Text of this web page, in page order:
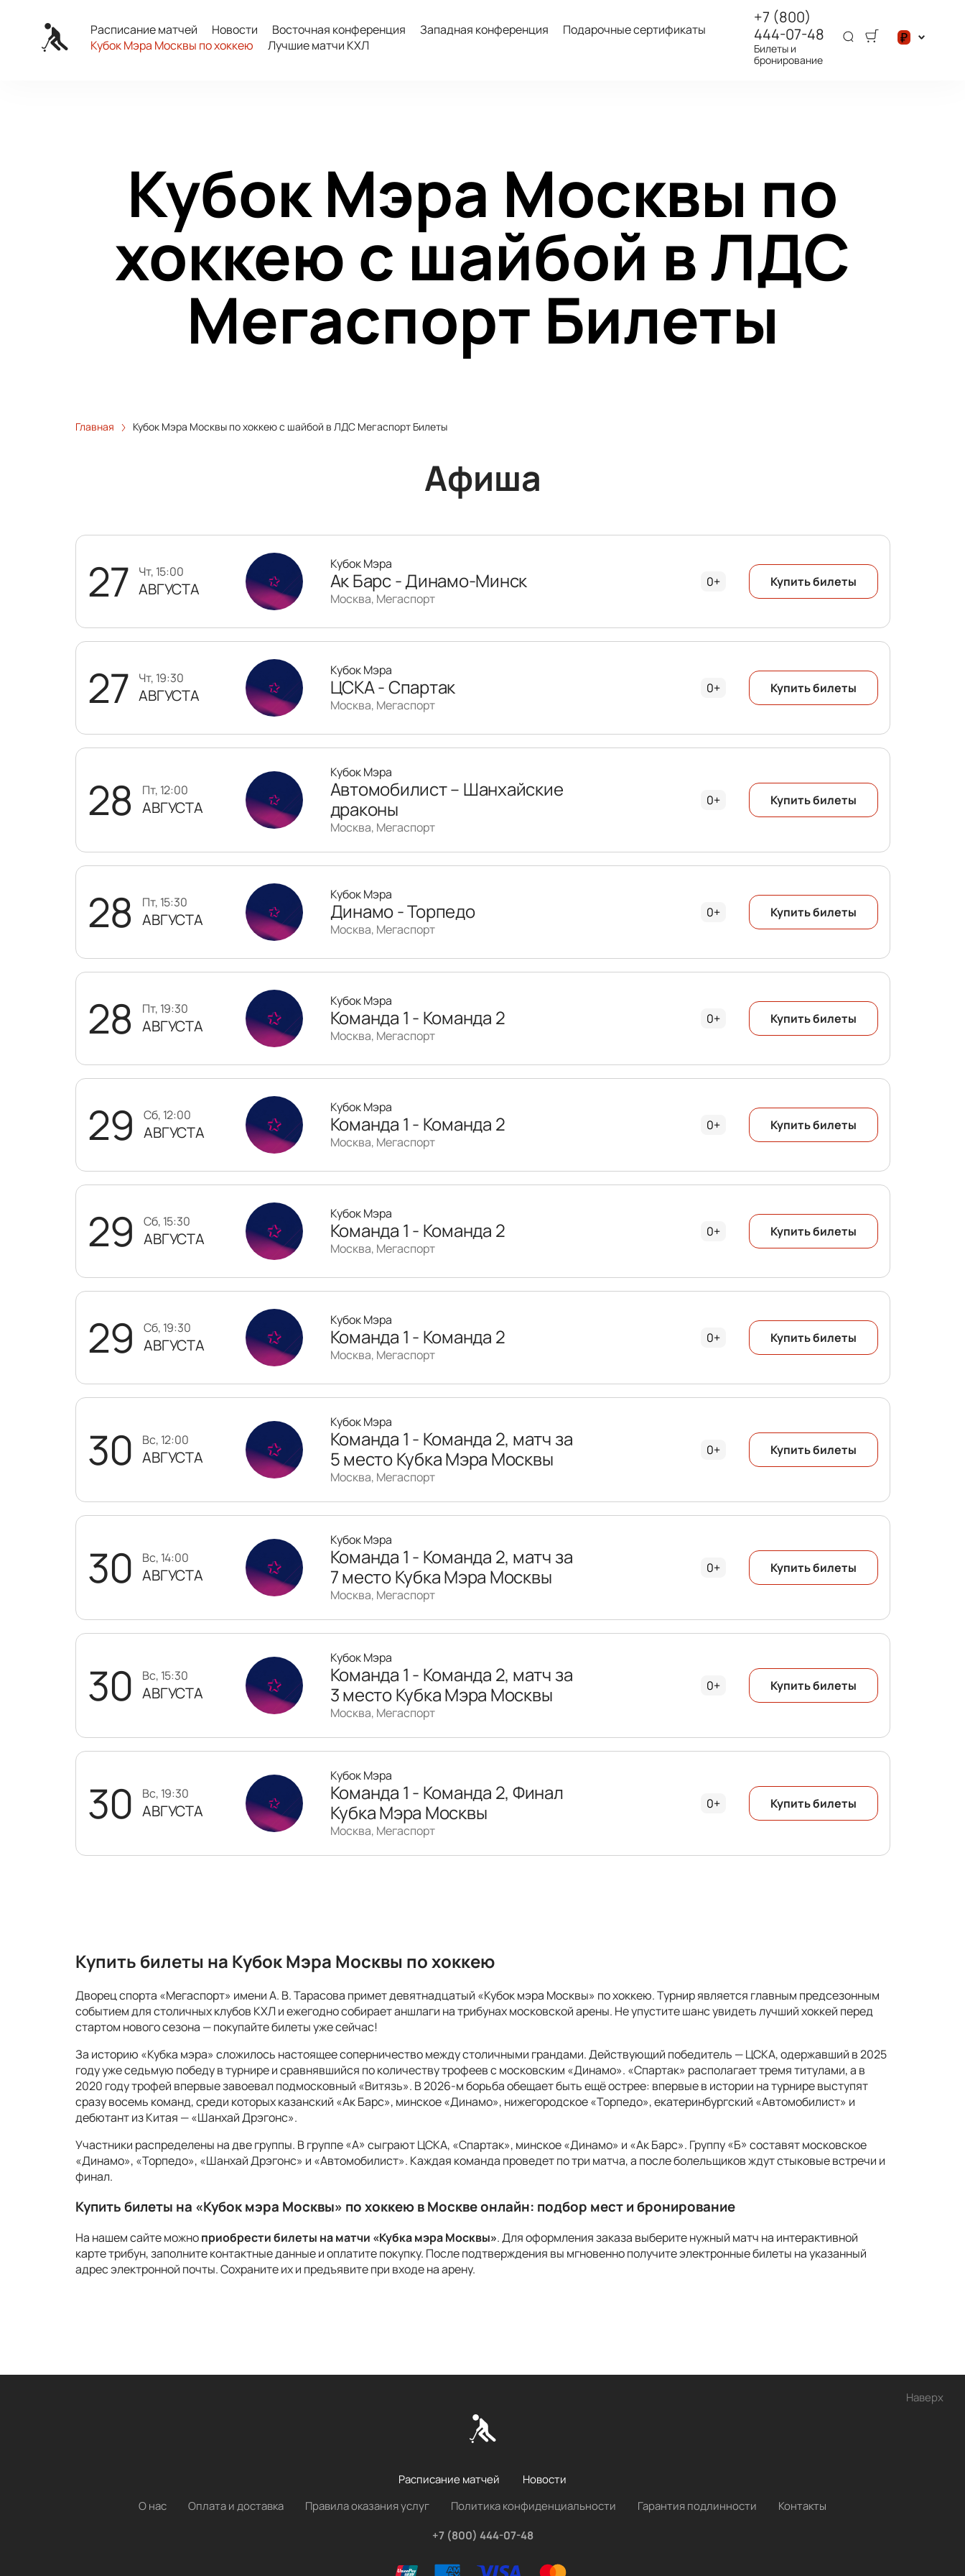
Расписание матчей Новости Восточная конференция Западная конференция
Подарочные сертификаты
Кубок Мэра Москвы по хоккею
Лучшие матчи КХЛ
+7 (800)
444-07-48
Билеты и
бронирование
₽
Кубок Мэра Москвы по
хоккею с шайбой в ЛДС
Мегаспорт Билеты
Главная Кубок Мэра Москвы по хоккею с шайбой в ЛДС Мегаспорт Билеты
Афиша
27 чт, 15:00
АВГУСТА
Кубок Мэра
Ак Барс - Динамо-Минск
Москва, Мегаспорт
0+ Купить билеты
27 чт, 19:30
АВГУСТА
Кубок Мэра
ЦСКА - Спартак
Москва, Мегаспорт
0+ Купить билеты
28 пт, 12:00
АВГУСТА
Кубок Мэра
Автомобилист – Шанхайские
драконы
Москва, Мегаспорт
0+ Купить билеты
28 пт, 15:30
АВГУСТА
Кубок Мэра
Динамо - Торпедо
Москва, Мегаспорт
0+ Купить билеты
28 пт, 19:30
АВГУСТА
Кубок Мэра
Команда 1 - Команда 2
Москва, Мегаспорт
0+ Купить билеты
29 сб, 12:00
АВГУСТА
Кубок Мэра
Команда 1 - Команда 2
Москва, Мегаспорт
0+ Купить билеты
29 сб, 15:30
АВГУСТА
Кубок Мэра
Команда 1 - Команда 2
Москва, Мегаспорт
0+ Купить билеты
29 сб, 19:30
АВГУСТА
Кубок Мэра
Команда 1 - Команда 2
Москва, Мегаспорт
0+ Купить билеты
30 вс, 12:00
АВГУСТА
Кубок Мэра
Команда 1 - Команда 2, матч за
5 место Кубка Мэра Москвы
Москва, Мегаспорт
0+ Купить билеты
30 вс, 14:00
АВГУСТА
Кубок Мэра
Команда 1 - Команда 2, матч за
7 место Кубка Мэра Москвы
Москва, Мегаспорт
0+ Купить билеты
30 вс, 15:30
АВГУСТА
Кубок Мэра
Команда 1 - Команда 2, матч за
3 место Кубка Мэра Москвы
Москва, Мегаспорт
0+ Купить билеты
30 вс, 19:30
АВГУСТА
Кубок Мэра
Команда 1 - Команда 2, Финал
Кубка Мэра Москвы
Москва, Мегаспорт
0+ Купить билеты
Купить билеты на Кубок Мэра Москвы по хоккею
Дворец спорта «Мегаспорт» имени А. В. Тарасова примет девятнадцатый «Кубок мэра Москвы» по хоккею. Турнир является главным предсезонным
событием для столичных клубов КХЛ и ежегодно собирает аншлаги на трибунах московской арены. Не упустите шанс увидеть лучший хоккей перед
стартом нового сезона — покупайте билеты уже сейчас!
За историю «Кубка мэра» сложилось настоящее соперничество между столичными грандами. Действующий победитель — ЦСКА, одержавший в 2025
году уже седьмую победу в турнире и сравнявшийся по количеству трофеев с московским «Динамо». «Спартак» располагает тремя титулами, а в
2020 году трофей впервые завоевал подмосковный «Витязь». В 2026-м борьба обещает быть ещё острее: впервые в истории на турнире выступят
сразу восемь команд, среди которых казанский «Ак Барс», минское «Динамо», нижегородское «Торпедо», екатеринбургский «Автомобилист» и
дебютант из Китая — «Шанхай Дрэгонс».
Участники распределены на две группы. В группе «А» сыграют ЦСКА, «Спартак», минское «Динамо» и «Ак Барс». Группу «Б» составят московское
«Динамо», «Торпедо», «Шанхай Дрэгонс» и «Автомобилист». Каждая команда проведет по три матча, а после болельщиков ждут стыковые встречи и
финал.
Купить билеты на «Кубок мэра Москвы» по хоккею в Москве онлайн: подбор мест и бронирование
На нашем сайте можноприобрести билеты на матчи «Кубка мэра Москвы». Для оформления заказа выберите нужный матч на интерактивной
карте трибун, заполните контактные данные и оплатите покупку. После подтверждения вы мгновенно получите электронные билеты на указанный
адрес электронной почты. Сохраните их и предъявите при входе на арену.
Наверх
Расписание матчей
Новости
О нас
Оплата и доставка Правила оказания услуг Политика конфиденциальности Гарантия подлинности
Контакты
+7 (800) 444-07-48